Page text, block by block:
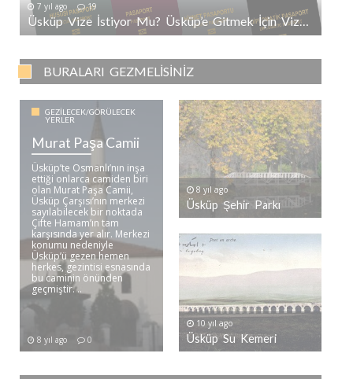
7 yıl ago 19
Üsküp Vize İstiyor Mu? Üsküp’e Gitmek İçin Vize Gerekli Mi?
BURALARI GEZMELISINIZ
GEZILECEK/GÖRÜLECEK
YERLER
Murat Paşa Camii
Üsküp’te Osmanlı’nın inşa
ettiği onlarca camiden biri
olan Murat Paşa Camii,
Üsküp Çarşısı’nın merkezi
sayılabilecek bir noktada
Çifte Hamam’ın tam
karşısında yer alır. Merkezi
konumu nedeniyle
Üsküp’ü gezen hemen
herkes, gezintisi esnasında
bu caminin önünden
geçmiştir. ..
8 yıl ago 0
8 yıl ago
Üsküp Şehir Parkı
10 yıl ago
Üsküp Su Kemeri